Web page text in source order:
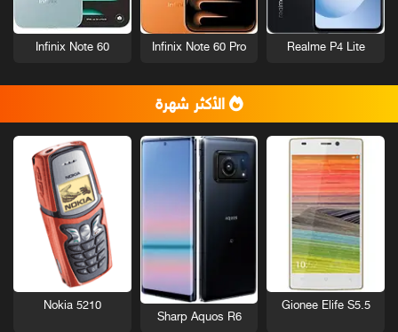
Realme P4 Lite
Infinix Note 60 Pro
Infinix Note 60
الأكثر شهرة
Gionee Elife S5.5
Sharp Aquos R6
Nokia 5210